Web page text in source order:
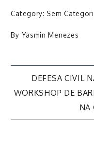
Category: Sem
By Yasmin Menezes
DEFESA CIVIL
WORKSHOP DE
NA